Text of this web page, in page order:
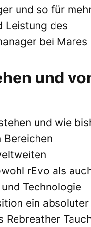
und so für
Leistung des
bei Mares
und
und wie
Bereichen
rEvo als
Technologie
ein absoluter
Rebreather